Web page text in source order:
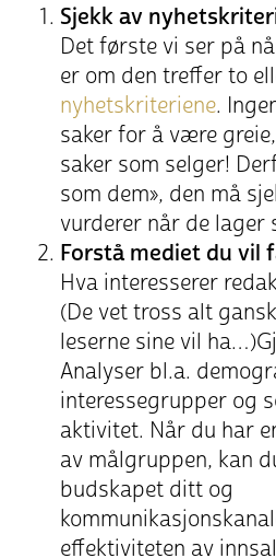
Sjekk av
Det første vi ser på
er om den treffer to
nyhetskriteriene.
saker for å være
saker som selger!
som dem», den må
vurderer når de lager
Forstå mediet du vil
Hva interesserer
(De vet tross alt
leserne sine vil
Analyser bl.a.
interessegrupper og
aktivitet. Når du har
av målgruppen, kan
budskapet ditt og
effektiviteten av